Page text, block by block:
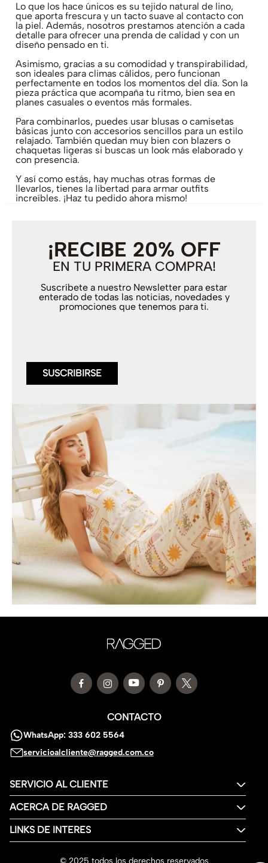
Lo que los hace únicos es su tejido natural de lino,
que aporta frescura y un tacto suave al contacto con
la piel. Además, nosotros prestamos atención a cada
detalle para ofrecer una prenda de calidad y con un
diseño pensado en ti.
Asimismo, gracias a su comodidad y transpirabilidad,
son ideales para climas cálidos, pero funcionan
perfectamente en todos los momentos del día. Son la
pieza práctica que acompaña tu ritmo, bien sea en
planes casuales o eventos más formales.
Para combinarlos, puedes usar blusas o camisetas
básicas junto con accesorios sencillos para un estilo
relajado. También quedan muy bien con blazers o
chaquetas ligeras si buscas un look más elaborado y
con presencia.
Y así como estás, hay muchas otras formas de
llevarlos, tienes la libertad para armar outfits
increíbles. ¡Haz tu pedido ahora mismo!
¡RECIBE 20% OFF
EN TU PRIMERA COMPRA!
Suscríbete a nuestro Newsletter para estar
enterado de todas las noticias, novedades y
promociones que tenemos para ti.
SUSCRIBIRSE
CONTACTO
WhatsApp: 333 602 5564
servicioalcliente@ragged.com.co
SERVICIO AL CLIENTE
ACERCA DE RAGGED
LINKS DE INTERES
© 2025 todos los derechos reservados